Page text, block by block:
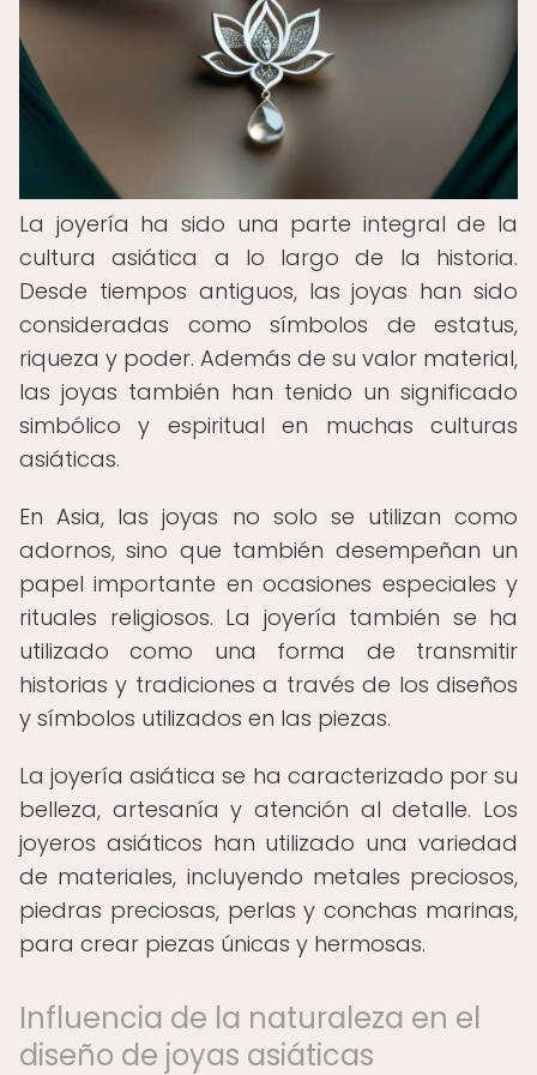
La joyería ha sido una parte integral de la
cultura asiática a lo largo de la historia.
Desde tiempos antiguos, las joyas han sido
consideradas como símbolos de estatus,
riqueza y poder. Además de su valor material,
las joyas también han tenido un significado
simbólico y espiritual en muchas culturas
asiáticas.
En Asia, las joyas no solo se utilizan como
adornos, sino que también desempeñan un
papel importante en ocasiones especiales y
rituales religiosos. La joyería también se ha
utilizado como una forma de transmitir
historias y tradiciones a través de los diseños
y símbolos utilizados en las piezas.
La joyería asiática se ha caracterizado por su
belleza, artesanía y atención al detalle. Los
joyeros asiáticos han utilizado una variedad
de materiales, incluyendo metales preciosos,
piedras preciosas, perlas y conchas marinas,
para crear piezas únicas y hermosas.
Influencia de la naturaleza en el
diseño de joyas asiáticas